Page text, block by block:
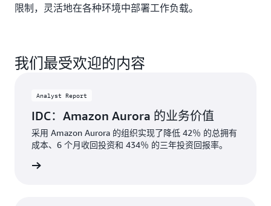
限制，灵活地在各种环境中部署工作负载。
我们最受欢迎的内容
Analyst Report
IDC：Amazon Aurora 的业务价值
采用 Amazon Aurora 的组织实现了降低 42％ 的总拥有
成本、6 个月收回投资和 434％ 的三年投资回报率。